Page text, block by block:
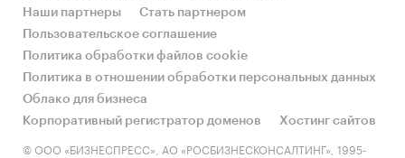
• Какое место регион занимает в России и в
своем федеральном округе по объему продаж
и по продажам на душу населения?
• К какому сегменту можно отнести рынок по
размеру и темпом роста (малый/крупный, с
опережающей динамикой/с отстающей
Наши партнеры
Стать партнером
Пользовательское соглашение
Политика обработки файлов cookie
Политика в отношении обработки персональных данных
Облако для бизнеса
Корпоративный регистратор доменов
Хостинг сайтов
© ООО «БИЗНЕСПРЕСС», АО «РОСБИЗНЕСКОНСАЛТИНГ», 1995-